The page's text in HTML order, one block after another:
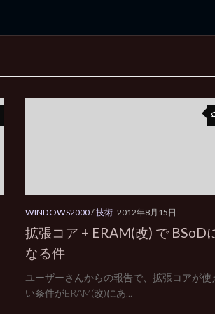
WINDOWS2000/技術 2012年8月15日
拡張コア + ERAM(改) で BSoD
なる件
ユーザーさんからの報告で、拡張コアが使
い条件がERAM(改)にあ...